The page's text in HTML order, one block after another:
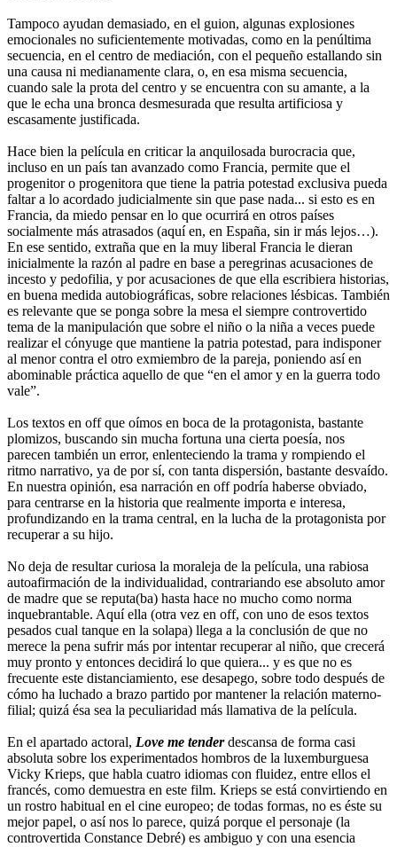
Tampoco ayudan demasiado, en el guion, algunas explosiones
emocionales no suficientemente motivadas, como en la penúltima
secuencia, en el centro de mediación, con el pequeño estallando sin
una causa ni medianamente clara, o, en esa misma secuencia,
cuando sale la prota del centro y se encuentra con su amante, a la
que le echa una bronca desmesurada que resulta artificiosa y
escasamente justificada.
Hace bien la película en criticar la anquilosada burocracia que,
incluso en un país tan avanzado como Francia, permite que el
progenitor o progenitora que tiene la patria potestad exclusiva pueda
faltar a lo acordado judicialmente sin que pase nada... si esto es en
Francia, da miedo pensar en lo que ocurrirá en otros países
socialmente más atrasados (aquí en, en España, sin ir más lejos…).
En ese sentido, extraña que en la muy liberal Francia le dieran
inicialmente la razón al padre en base a peregrinas acusaciones de
incesto y pedofilia, y por acusaciones de que ella escribiera historias,
en buena medida autobiográficas, sobre relaciones lésbicas. También
es relevante que se ponga sobre la mesa el siempre controvertido
tema de la manipulación que sobre el niño o la niña a veces puede
realizar el cónyuge que mantiene la patria potestad, para indisponer
al menor contra el otro exmiembro de la pareja, poniendo así en
abominable práctica aquello de que “en el amor y en la guerra todo
vale”.
Los textos en off que oímos en boca de la protagonista, bastante
plomizos, buscando sin mucha fortuna una cierta poesía, nos
parecen también un error, enlenteciendo la trama y rompiendo el
ritmo narrativo, ya de por sí, con tanta dispersión, bastante desvaído.
En nuestra opinión, esa narración en off podría haberse obviado,
para centrarse en la historia que realmente importa e interesa,
profundizando en la trama central, en la lucha de la protagonista por
recuperar a su hijo.
No deja de resultar curiosa la moraleja de la película, una rabiosa
autoafirmación de la individualidad, contrariando ese absoluto amor
de madre que se reputa(ba) hasta hace no mucho como norma
inquebrantable. Aquí ella (otra vez en off, con uno de esos textos
pesados cual tanque en la solapa) llega a la conclusión de que no
merece la pena sufrir más por intentar recuperar al niño, que crecerá
muy pronto y entonces decidirá lo que quiera... y es que no es
frecuente este distanciamiento, ese desapego, sobre todo después de
cómo ha luchado a brazo partido por mantener la relación materno-
filial; quizá ésa sea la peculiaridad más llamativa de la película.
En el apartado actoral, Love me tenderdescansa de forma casi
absoluta sobre los experimentados hombros de la luxemburguesa
Vicky Krieps, que habla cuatro idiomas con fluidez, entre ellos el
francés, como demuestra en este film. Krieps se está convirtiendo en
un rostro habitual en el cine europeo; de todas formas, no es éste su
mejor papel, o así nos lo parece, quizá porque el personaje (la
controvertida Constance Debré) es ambiguo y con una esencia